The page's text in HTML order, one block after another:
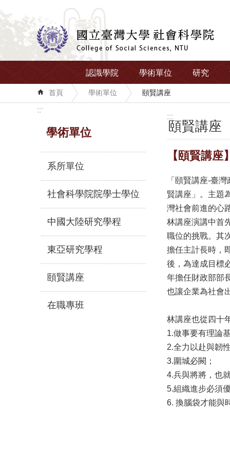
跳到主要內容區塊
認識學院 學術單位 研究
首頁 學術單位 頤賢講座
:::
學術單位
系所單位
社會科學院院學士學位
中國大陸研究學程
東亞研究學程
頤賢講座
在職專班
:::
頤賢講座
【頤賢講
「頤賢講座-臺
賢講座」。主題
灣社會前進的心
林講座演講中首
職位的挑戰。其
擔任主計長時，
後，為達成目標
年擔任財政部部
也讓企業為社會
林講座也從四十
1.做事要有理論
2.全力以赴與韌
3.圍城必闕；
4.兵與將將，也
5.組織進步必須
6. 換腦袋才能與